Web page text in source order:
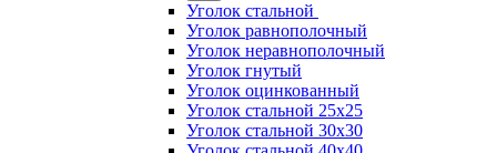
Уголок стальной
Уголок равнополочный
Уголок неравнополочный
Уголок гнутый
Уголок оцинкованный
Уголок стальной 25х25
Уголок стальной 30х30